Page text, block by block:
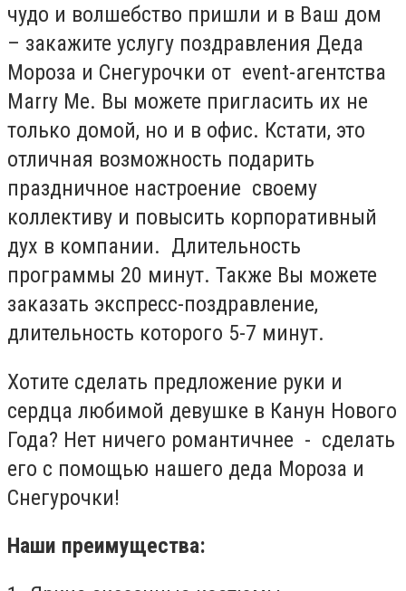
чудо и волшебство пришли и в Ваш дом
– закажите услугу поздравления Деда
Мороза и Cнегурочки от event-агентства
Marry Me. Вы можете пригласить их не
только домой, но и в офис. Кстати, это
отличная возможность подарить
праздничное настроение своему
коллективу и повысить корпоративный
дух в компании. Длительность
программы 20 минут. Также Вы можете
заказать экспресс-поздравление,
длительность которого 5-7 минут.
Хотите сделать предложение руки и
сердца любимой девушке в Канун Нового
Года? Нет ничего романтичнее - сделать
его с помощью нашего деда Мороза и
Снегурочки!
Наши преимущества: